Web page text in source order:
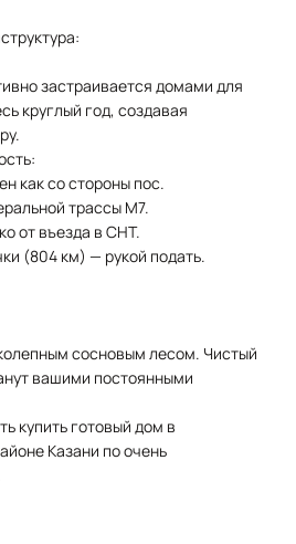
застраивается домами для
круглый год, создавая
как со стороны пос.
трассы М7.
от въезда в СНТ.
(804 км) — рукой подать.
сосновым лесом. Чистый
вашими постоянными
купить готовый дом в
Казани по очень